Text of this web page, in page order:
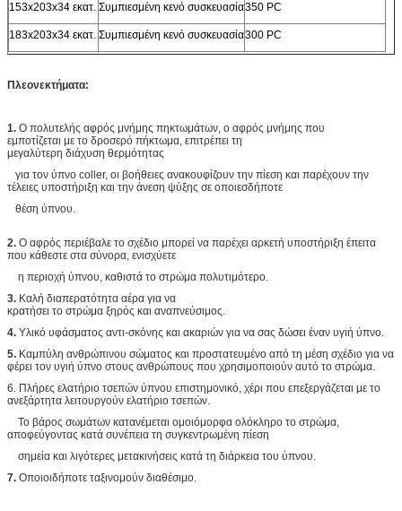
153x203x34 εκατ. Συμπιεσμένη κενό συσκευασία350 PC
183x203x34 εκατ. Συμπιεσμένη κενό συσκευασία300 PC
Πλεονεκτήματα:
1. Ο πολυτελής αφρός μνήμης πηκτωμάτων, ο αφρός μνήμης που
εμποτίζεται με το δροσερό πήκτωμα, επιτρέπει τη
μεγαλύτερη διάχυση θερμότητας
για τον ύπνο coller, οι βοήθειες ανακουφίζουν την πίεση και παρέχουν την
τέλειες υποστήριξη και την άνεση ψύξης σε οποιεσδήποτε
θέση ύπνου.
2. Ο αφρός περιέβαλε το σχέδιο μπορεί να παρέχει αρκετή υποστήριξη έπειτα
που κάθεστε στα σύνορα, ενισχύετε
η περιοχή ύπνου, καθιστά το στρώμα πολυτιμότερο.
3. Καλή διαπερατότητα αέρα για να
κρατήσει το στρώμα ξηρός και αναπνεύσιμος.
4. Υλικό υφάσματος αντι-σκόνης και ακαριών για να σας δώσει έναν υγιή ύπνο.
5. Καμπύλη ανθρώπινου σώματος και προστατευμένο από τη μέση σχέδιο για να
φέρει τον υγιή ύπνο στους ανθρώπους που χρησιμοποιούν αυτό το στρώμα.
6. Πλήρες ελατήριο τσεπών ύπνου επιστημονικό, χέρι που επεξεργάζεται με το
ανεξάρτητα λειτουργούν ελατήριο τσεπών.
Το βάρος σωμάτων κατανέμεται ομοιόμορφα ολόκληρο το στρώμα,
αποφεύγοντας κατά συνέπεια τη συγκεντρωμένη πίεση
σημεία και λιγότερες μετακινήσεις κατά τη διάρκεια του ύπνου.
7. Οποιοιδήποτε ταξινομούν διαθέσιμο.